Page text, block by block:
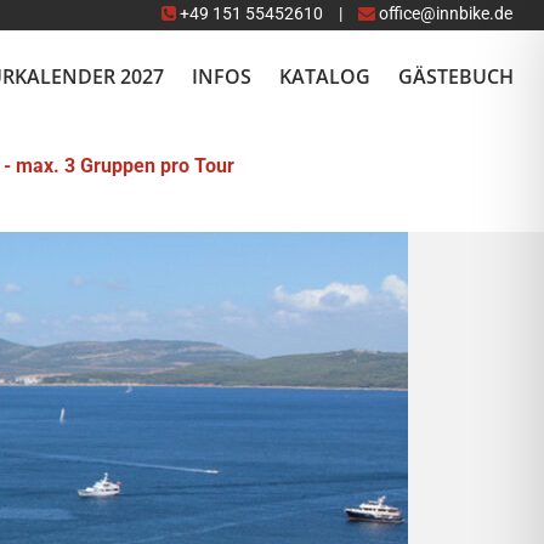
+49 151 55452610 | office@innbike.de
2027 INFOS KATALOG GÄSTEBUCH
max. 3 Gruppen pro Tour